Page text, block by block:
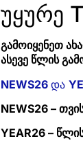
უყურე
გამოიყენეთ
ასევე წლის
NEWS26და
NEWS26 –
YEAR26 –